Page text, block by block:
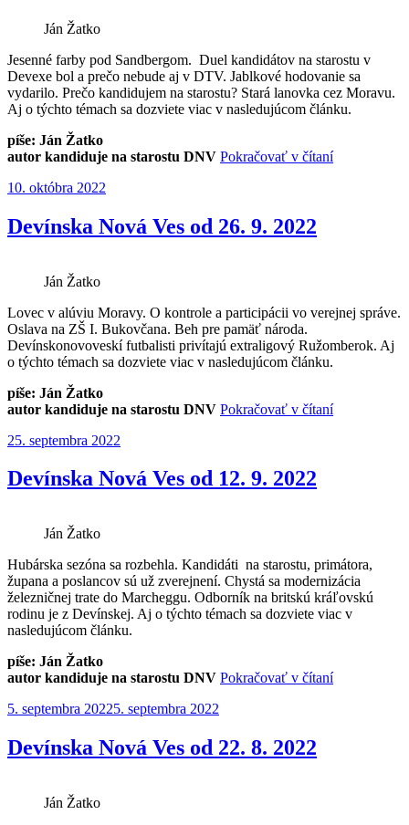
Ján Žatko
Jesenné farby pod Sandbergom. Duel kandidátov na starostu v
Devexe bol a prečo nebude aj v DTV. Jablkové hodovanie sa
vydarilo. Prečo kandidujem na starostu? Stará lanovka cez Moravu.
Aj o týchto témach sa dozviete viac v nasledujúcom článku.
píše: Ján Žatko
autor kandiduje na starostu DNV Pokračovať v čítaní„Devínska
Publikované
10. októbra 2022
Devínska Nová Ves od 26. 9. 2022
Ján Žatko
Lovec v alúviu Moravy. O kontrole a participácii vo verejnej správe.
Oslava na ZŠ I. Bukovčana. Beh pre pamäť národa.
Devínskonovoveskí futbalisti privítajú extraligový Ružomberok. Aj
o týchto témach sa dozviete viac v nasledujúcom článku.
píše: Ján Žatko
autor kandiduje na starostu DNV Pokračovať v čítaní„Devínska
Publikované
25. septembra 2022
Devínska Nová Ves od 12. 9. 2022
Ján Žatko
Hubárska sezóna sa rozbehla. Kandidáti na starostu, primátora,
župana a poslancov sú už zverejnení. Chystá sa modernizácia
železničnej trate do Marcheggu. Odborník na britskú kráľovskú
rodinu je z Devínskej. Aj o týchto témach sa dozviete viac v
nasledujúcom článku.
píše: Ján Žatko
autor kandiduje na starostu DNV Pokračovať v čítaní„Devínska
Publikované
5. septembra 20225. septembra 2022
Devínska Nová Ves od 22. 8. 2022
Ján Žatko